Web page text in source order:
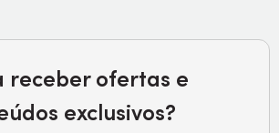
receber ofertas e
exclusivos?